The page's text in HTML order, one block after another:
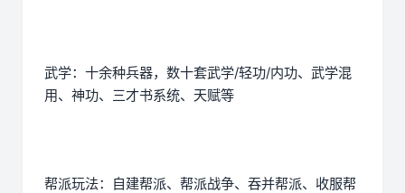
武学：十余种兵器，数十套武学/轻功/内功、武学混
用、神功、三才书系统、天赋等
帮派玩法：自建帮派、帮派战争、吞并帮派、收服帮